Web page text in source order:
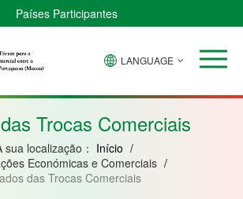
Países Participantes
Bissau
Guiné
Moçambique
LANGUAGE
Trocas Comerciais
sua localização： Início /
Económicas e Comerciais /
das Trocas Comerciais